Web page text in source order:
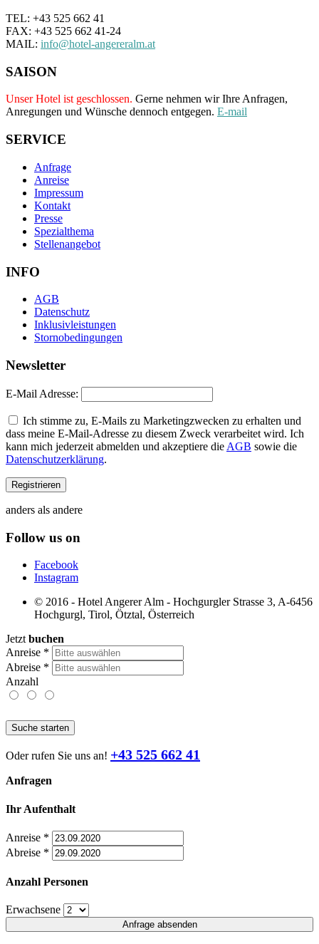
TEL: +43 525 662 41
FAX: +43 525 662 41-24
MAIL: info@hotel-angereralm.at
SAISON
Unser Hotel ist geschlossen. Gerne nehmen wir Ihre Anfragen,
Anregungen und Wünsche dennoch entgegen. E-mail
SERVICE
Anfrage
Anreise
Impressum
Kontakt
Presse
Spezialthema
Stellenangebot
INFO
AGB
Datenschutz
Inklusivleistungen
Stornobedingungen
Newsletter
E-Mail Adresse:
Ich stimme zu, E-Mails zu Marketingzwecken zu erhalten und
dass meine E-Mail-Adresse zu diesem Zweck verarbeitet wird. Ich
kann mich jederzeit abmelden und akzeptiere die AGB sowie die
Datenschutzerklärung.
anders als andere
Follow us on
Facebook
Instagram
© 2016 - Hotel Angerer Alm - Hochgurgler Strasse 3, A-6456
Hochgurgl, Tirol, Ötztal, Österreich
Jetzt buchen
Anreise *
Abreise *
Anzahl
Suche starten
Oder rufen Sie uns an! +43 525 662 41
Anfragen
Ihr Aufenthalt
Anreise *
Abreise *
Anzahl Personen
Erwachsene
Anfrage absenden